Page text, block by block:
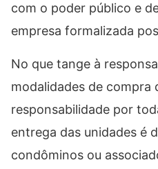
com o poder público e
empresa formalizada
No que tange à
modalidades de compra
responsabilidade por
entrega das unidades é
condôminos ou